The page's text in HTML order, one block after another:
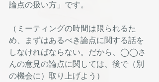
論点の扱い方」です。
（ミーティングの時間は限られるた
め、まずはあるべき論点に関する話を
しなければならない。だから、◯◯さ
んの意見の論点に関しては、後で（別
の機会に）取り上げよう）